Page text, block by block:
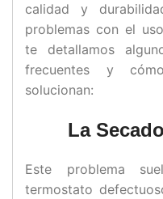
calidad y
problemas con el
te detallamos
frecuentes y
solucionan:
La
Este problema
termostato